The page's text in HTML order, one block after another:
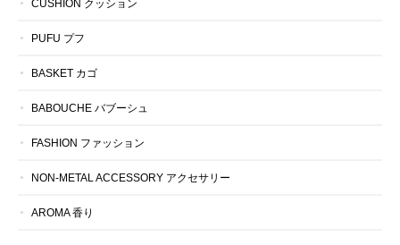
CUSHION クッション
PUFU プフ
BASKET カゴ
BABOUCHE バブーシュ
FASHION ファッション
NON-METAL ACCESSORY アクセサリー
AROMA 香り